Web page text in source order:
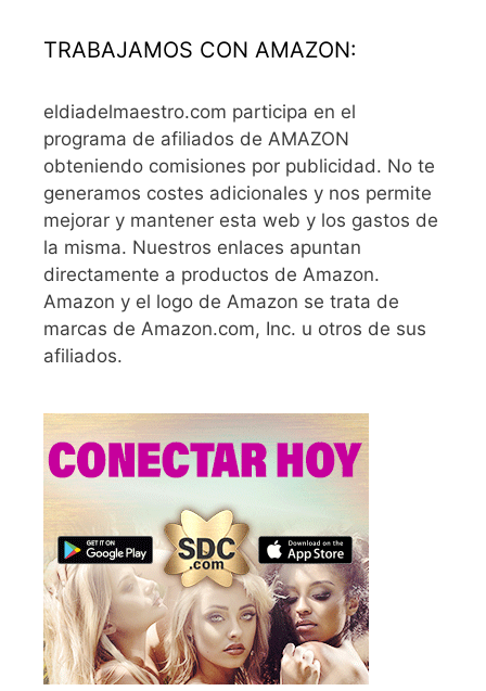
TRABAJAMOS CON AMAZON:
eldiadelmaestro.com participa en el
programa de afiliados de AMAZON
obteniendo comisiones por publicidad. No te
generamos costes adicionales y nos permite
mejorar y mantener esta web y los gastos de
la misma. Nuestros enlaces apuntan
directamente a productos de Amazon.
Amazon y el logo de Amazon se trata de
marcas de Amazon.com, Inc. u otros de sus
afiliados.